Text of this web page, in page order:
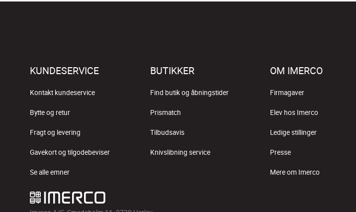
KUNDESERVICE
Kontakt kundeservice
Bytte og retur
Fragt og levering
Gavekort og tilgodebeviser
Se alle emner
BUTIKKER
Find butik og åbningstider
Prismatch
Tilbudsavis
Knivslibning service
OM IMERCO
Firmagaver
Elev hos Imerco
Ledige stillinger
Presse
Mere om Imerco